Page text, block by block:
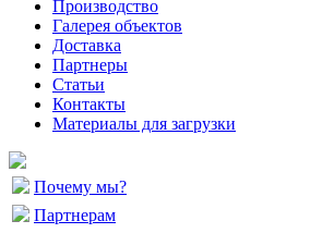
Производство
Галерея объектов
Доставка
Партнеры
Статьи
Контакты
Материалы для загрузки
Почему мы?
Партнерам